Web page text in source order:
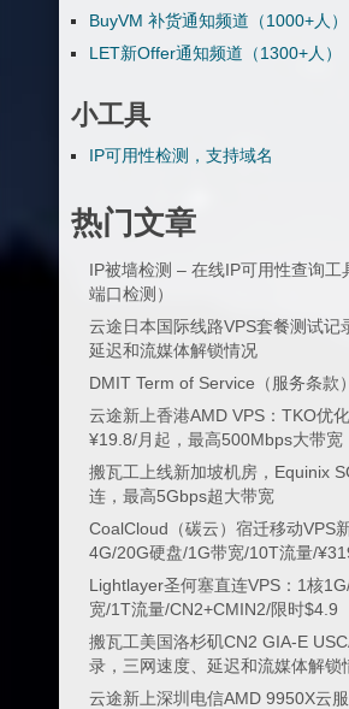
BuyVM 补货通知频道（1000+人）
LET新Offer通知频道（1300+人）
小工具
IP可用性检测，支持域名
热门文章
IP被墙检测 – 在线IP可用性查询工
端口检测）
云途日本国际线路VPS套餐测试记
延迟和流媒体解锁情况
DMIT Term of Service（服务条款
云途新上香港AMD VPS：TKO优
¥19.8/月起，最高500Mbps大带宽
搬瓦工上线新加坡机房，Equinix
连，最高5Gbps超大带宽
CoalCloud（碳云）宿迁移动VPS
4G/20G硬盘/1G带宽/10T流量/
Lightlayer圣何塞直连VPS：1核
宽/1T流量/CN2+CMIN2/限时$4.9
搬瓦工美国洛杉矶CN2 GIA-E
录，三网速度、延迟和流媒体解锁
云途新上深圳电信AMD 9950X云